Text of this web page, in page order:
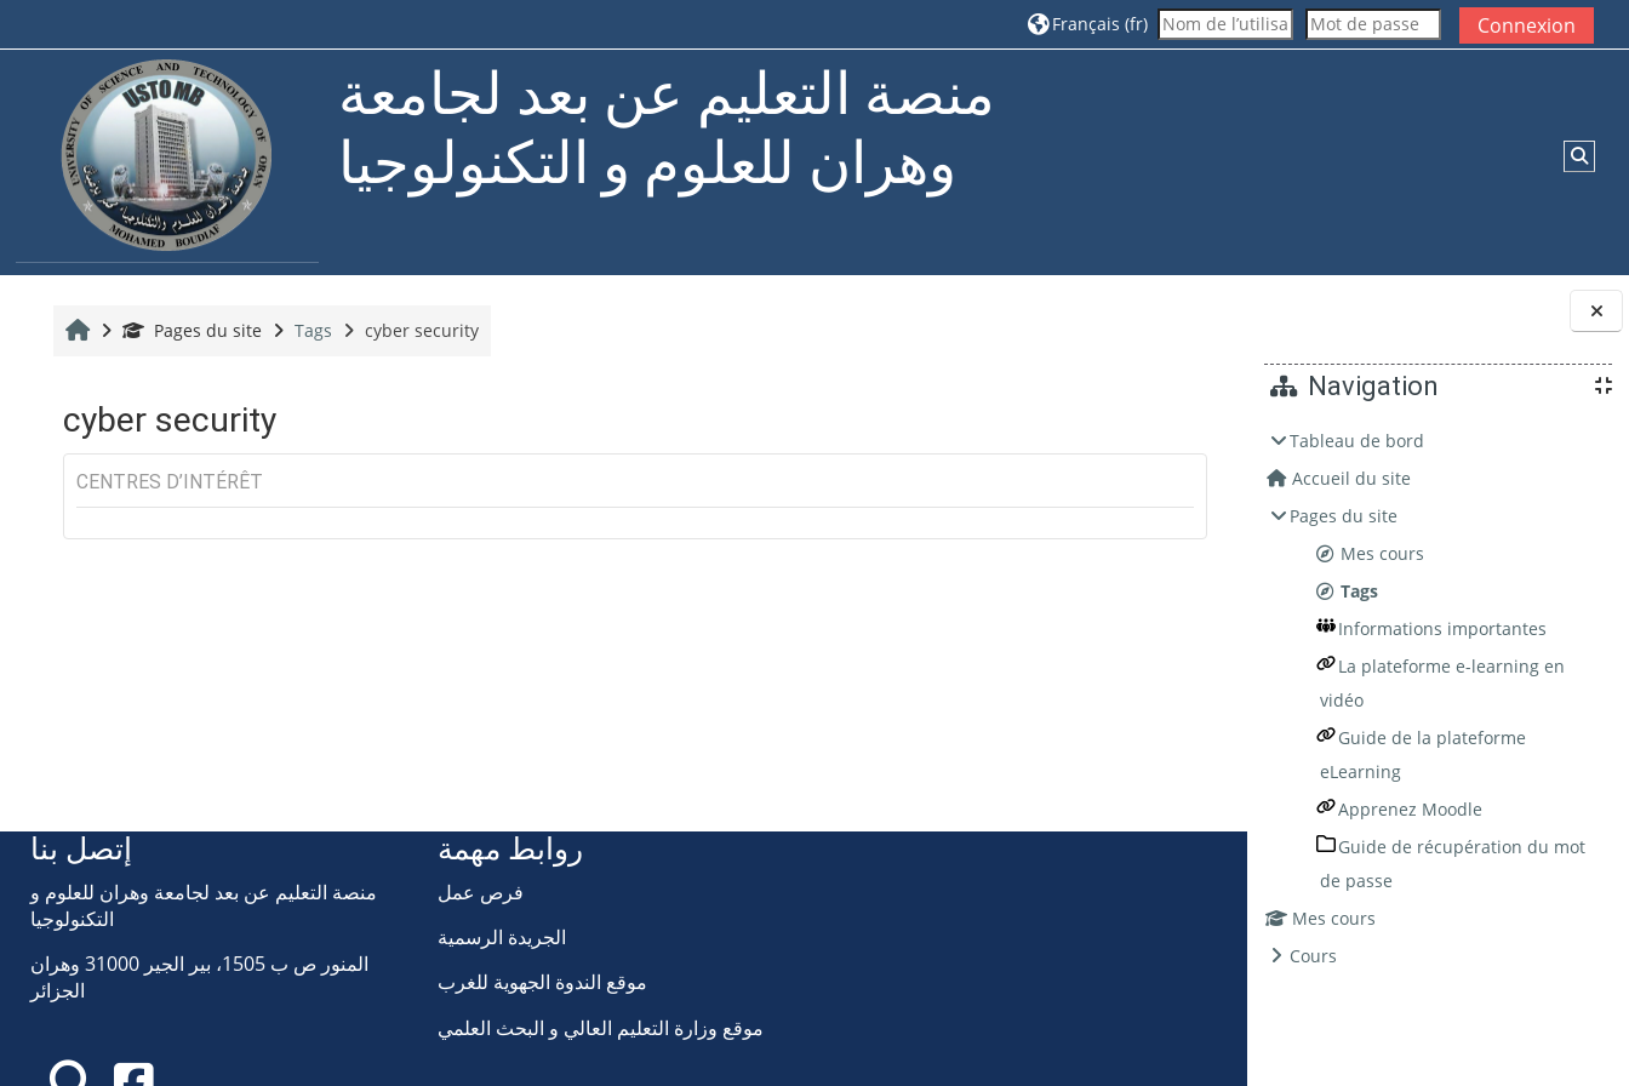
BlocsNavigation
Tableau de bord
Accueil du site
Pages du site
Mes cours
Tags
Informations importantes
La plateforme e-learning en
vidéo
Guide de la plateforme
eLearning
Apprenez Moodle
Guide de récupération du mot
de passe
Mes cours
Cours
Français ‎(fr)‎ Connexion
منصة التعليم عن بعد لجامعة
وهران للعلوم و التكنولوجيا
AccueilPages du site Tags cyber security
cyber security
CENTRES D’INTÉRÊT
إتصل بنا
منصة التعليم عن بعد لجامعة وهران للعلوم و
التكنولوجيا
المنور ص ب 1505، بير الجير 31000 وهران
الجزائر
روابط مهمة
فرص عمل
الجريدة الرسمية
موقع الندوة الجهوية للغرب
موقع وزارة التعليم العالي و البحث العلمي